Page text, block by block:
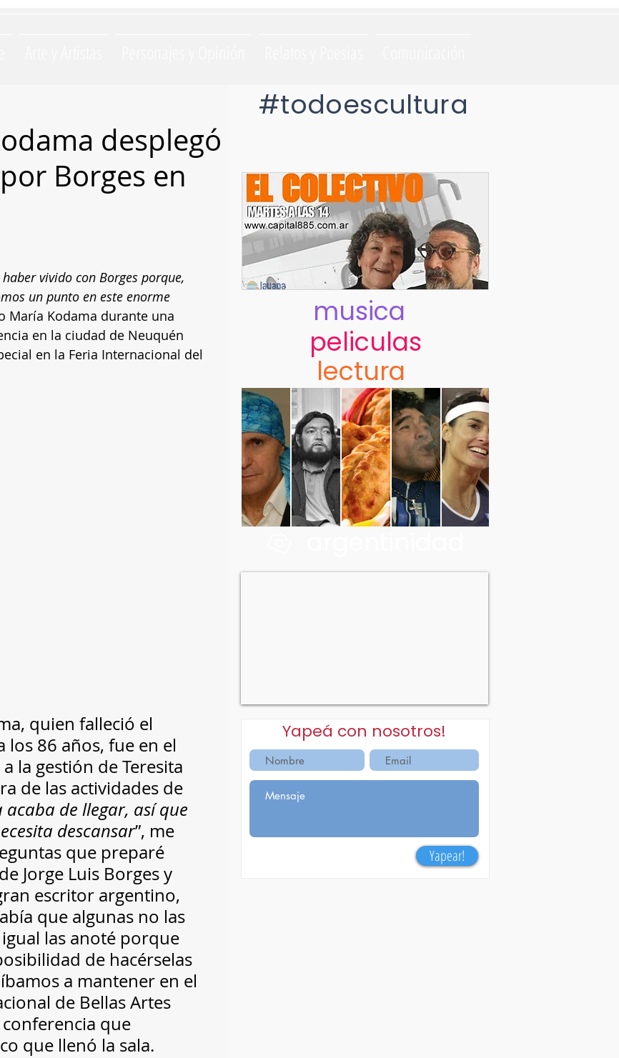
desplegó
Borges en
vivido con Borges porque,
un punto en este enorme
María Kodama durante una
en la ciudad de Neuquén
en la Feria Internacional del
quien falleció el
86 años, fue en el
la gestión de Teresita
de las actividades de
de llegar, así que
descansar”, me
que preparé
Jorge Luis Borges y
escritor argentino,
que algunas no las
las anoté porque
de hacérselas
a mantener en el
de Bellas Artes
que
que llenó la sala.
#todoescultura
musica
peliculas
lectura
Yapeá con nosotros!
Yapear!